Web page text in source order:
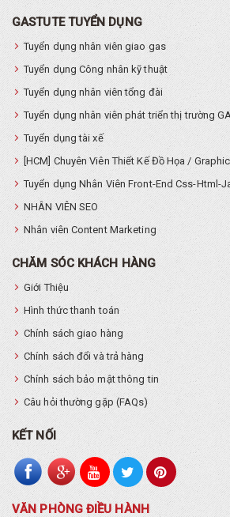
GASTUTE TUYỂN DỤNG
Tuyển dụng nhân viên giao gas
Tuyển dụng Công nhân kỹ thuật
Tuyển dụng nhân viên tổng đài
Tuyển dụng nhân viên phát triển thị trường
Tuyển dụng tài xế
[HCM] Chuyên Viên Thiết Kế Đồ Họa /
Tuyển dụng Nhân Viên Front-End Css-Html-
NHÂN VIÊN SEO
Nhân viên Content Marketing
CHĂM SÓC KHÁCH HÀNG
Giới Thiệu
Hình thức thanh toán
Chính sách giao hàng
Chính sách đổi và trả hàng
Chính sách bảo mật thông tin
Câu hỏi thường gặp (FAQs)
KẾT NỐI
VĂN PHÒNG ĐIỀU HÀNH